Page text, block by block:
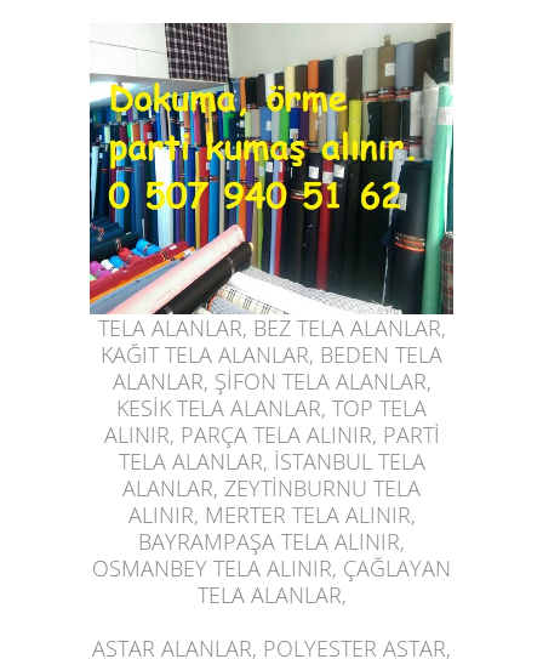
TELA ALANLAR, BEZ TELA ALANLAR,
KAĞIT TELA ALANLAR, BEDEN TELA
ALANLAR, ŞİFON TELA ALANLAR,
KESİK TELA ALANLAR, TOP TELA
ALINIR, PARÇA TELA ALINIR, PARTİ
TELA ALANLAR, İSTANBUL TELA
ALANLAR, ZEYTİNBURNU TELA
ALINIR, MERTER TELA ALINIR,
BAYRAMPAŞA TELA ALINIR,
OSMANBEY TELA ALINIR, ÇAĞLAYAN
TELA ALANLAR,
ASTAR ALANLAR, POLYESTER ASTAR,